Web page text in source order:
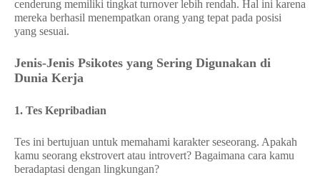
cenderung memiliki tingkat turnover lebih rendah. Hal ini karena
mereka berhasil menempatkan orang yang tepat pada posisi
yang sesuai.
Jenis-Jenis Psikotes yang Sering Digunakan di
Dunia Kerja
1. Tes Kepribadian
Tes ini bertujuan untuk memahami karakter seseorang. Apakah
kamu seorang ekstrovert atau introvert? Bagaimana cara kamu
beradaptasi dengan lingkungan?